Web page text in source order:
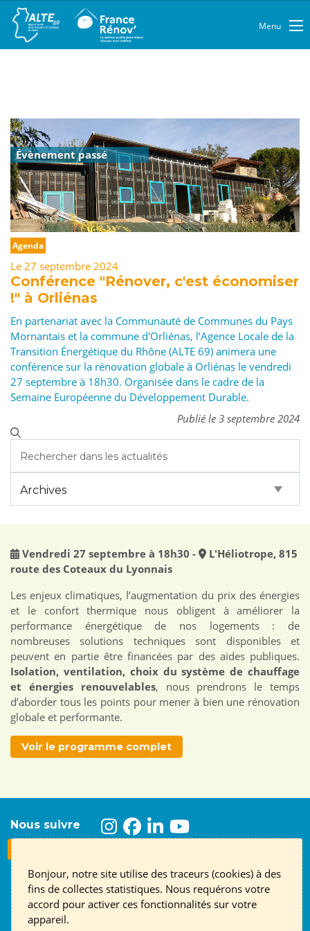
Menu
Évènement passé
Agenda
Le 27 septembre 2024
Conférence "Rénover, c'est économiser
!" à Orliénas
En partenariat avec la Communauté de Communes du Pays
Mornantais et la commune d'Orliénas, l’Agence Locale de la
Transition Énergétique du Rhône (ALTE 69) animera une
conférence sur la rénovation globale à Orliénas le vendredi
27 septembre à 18h30. Organisée dans le cadre de la
Semaine Européenne du Développement Durable.
Publié le 3 septembre 2024
Vendredi 27 septembre à 18h30 -
L'Héliotrope, 815
route des Coteaux du Lyonnais
Les enjeux climatiques, l’augmentation du prix des énergies
et le confort thermique nous obligent à améliorer la
performance énergétique de nos logements : de
nombreuses solutions techniques sont disponibles et
peuvent en partie être financées par des aides publiques.
Isolation, ventilation, choix du système de chauffage
et énergies renouvelables, nous prendrons le temps
d’aborder tous les points pour mener à bien une rénovation
globale et performante.
Voir le programme complet
Nous suivre
Contact English page Mentions légales RGPD
Association ALTE 69- 14 place Jules Ferry, 69006 Lyon
Bonjour, notre site utilise des traceurs (cookies) à des
fins de collectes statistiques. Nous requérons votre
accord pour activer ces fonctionnalités sur votre
appareil.